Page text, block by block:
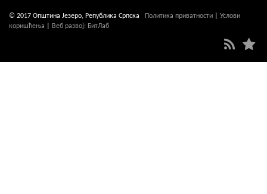
© 2017 Општина Језеро, Република Српска Политика приватности
Услови
коришћења
Веб развој: БитЛаб